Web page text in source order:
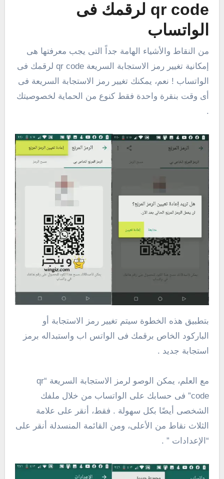
qr code لرقمك فى
الواتساب
من النقاط والأشياء الهامة جداً التى يجب معرفتها هى
إمكانية تغيير رمز الاستجابة السريعة qr code لرقمك فى
الواتساب ! نعم، يمكنك تغيير رمز الاستجابة السريعة فى
أى وقت بنقرة واحدة فقط كنوع من الحماية لخصوصيتك
.
بتطبيق هذه الخطوة سيتم تغيير رمز الاستجابة أو
الباركود الخاص برقمك فى الواتس اب واستبداله برمز
استجابة جديد .
مع العلم، يمكن الوصو لرمز الاستجابة السريعة “qr
code” فى حسابك على الواتساب من خلال ملفك
الشخصى أيضًا بكل سهولة . فقط، أنقر على علامة
الثلاث نقاط من الأعلى، ومن القائمة المنسدلة أنقر على
“الإعدادات ” .